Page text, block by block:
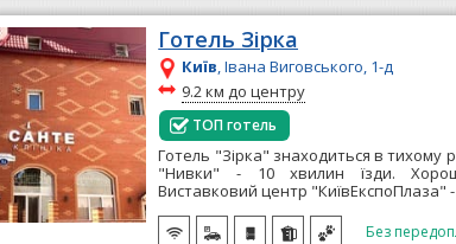
Готель Зірка
Київ, Івана Виговського, 1-д
~
9.2 км до центру
ТОП готель
Готель "Зірка" знаходиться в тихому
"Нивки" - 10 хвилин їзди.
Виставковий центр "КиївЕкспоПлаза"
Без